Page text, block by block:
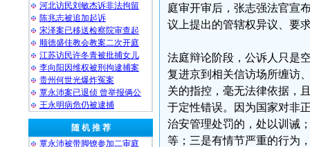
河北访民刘敏杰诉非法拘留
陈兆志被追加起诉
宋泽案已移送检察院审查起
顺德盛佳教会教案二次开庭
江苏访民许冬青被批捕女儿
李向阳因维权被刑拘逮捕案
贵州何世光爆炸冤案
覃永沛案已退侦 曾举报俩公
王永明病危仍被逮捕
随 机 推 荐
覃永沛被带脚镣参加二审庭
庭审开审后，张志强法官宣
议上提出的管辖权异议、要
法庭辩论阶段，公诉人只是
复进京到相关信访场所缠访
关的指控，毫无法律依据，
于定性错误。因为国家对非
治安管理处罚的，处以训诫
等；三是有情节严重的行为